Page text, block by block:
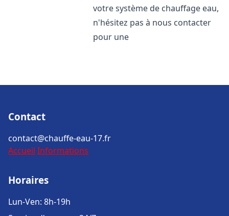
votre système de chauffage eau,
n'hésitez pas à nous contacter
pour une
Contact
contact@chauffe-eau-17.fr
Accueil Informations
Horaires
Lun-Ven: 8h-19h